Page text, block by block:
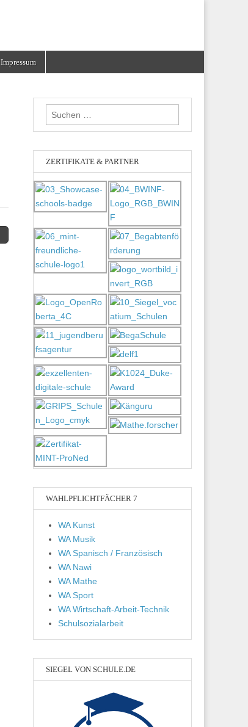
Impressum
Suchen
nach:
ZERTIFIKATE & PARTNER
WAHLPFLICHTFÄCHER 7
WA Kunst
WA Musik
WA Spanisch / Französisch
WA Nawi
WA Mathe
WA Sport
WA Wirtschaft-Arbeit-Technik
Schulsozialarbeit
SIEGEL VON SCHULE.DE